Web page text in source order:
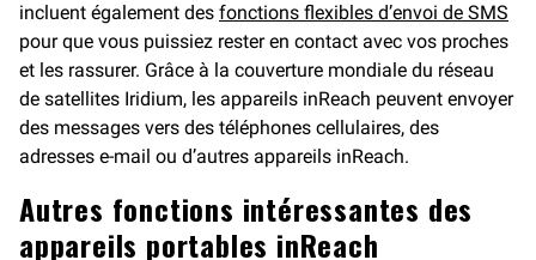
incluent également des fonctions flexibles d’envoi de SMS
pour que vous puissiez rester en contact avec vos proches
et les rassurer. Grâce à la couverture mondiale du réseau
de satellites Iridium, les appareils inReach peuvent envoyer
des messages vers des téléphones cellulaires, des
adresses e-mail ou d’autres appareils inReach.
Autres fonctions intéressantes des
appareils portables inReach